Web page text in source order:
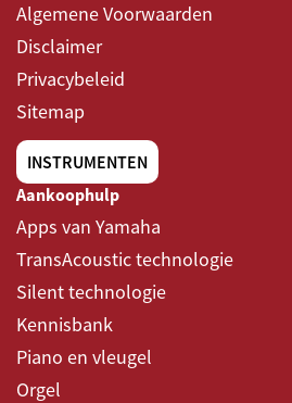
Algemene Voorwaarden
Disclaimer
Privacybeleid
Sitemap
INSTRUMENTEN
Aankoophulp
Apps van Yamaha
TransAcoustic technologie
Silent technologie
Kennisbank
Piano en vleugel
Orgel